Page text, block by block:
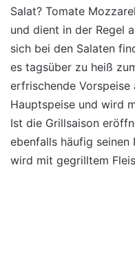
Salat? Tomate
und dient in der Regel
sich bei den Salaten
es tagsüber zu heiß
erfrischende
Hauptspeise und wird
Ist die Grillsaison
ebenfalls häufig
wird mit gegrilltem